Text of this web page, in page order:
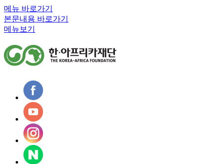
메뉴 바로가기
본문내용 바로가기
메뉴보기